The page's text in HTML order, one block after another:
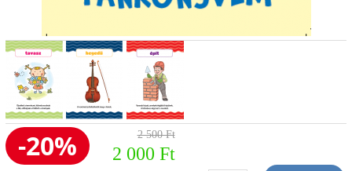
-20% 2 500 Ft
2 000 Ft